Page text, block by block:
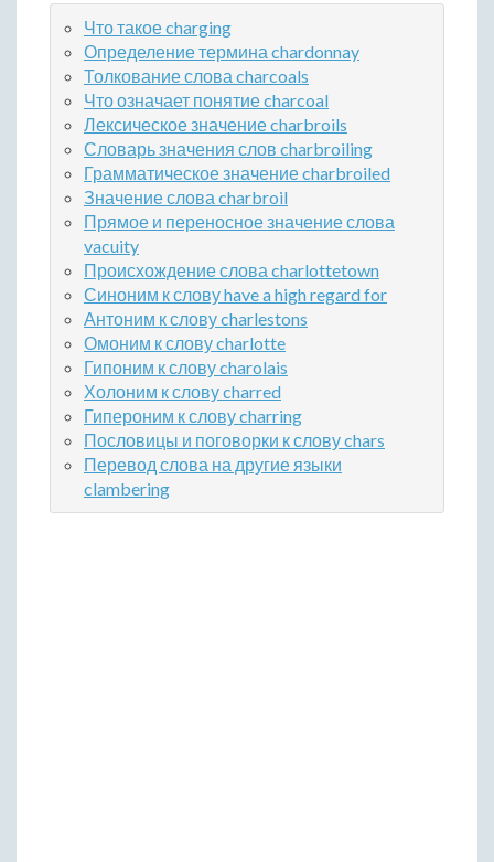
Что такое charging
Определение термина chardonnay
Толкование слова charcoals
Что означает понятие charcoal
Лексическое значение charbroils
Словарь значения слов charbroiling
Грамматическое значение charbroiled
Значение слова charbroil
Прямое и переносное значение слова
vacuity
Происхождение слова charlottetown
Синоним к слову have a high regard for
Антоним к слову charlestons
Омоним к слову charlotte
Гипоним к слову charolais
Холоним к слову charred
Гипероним к слову charring
Пословицы и поговорки к слову chars
Перевод слова на другие языки
clambering